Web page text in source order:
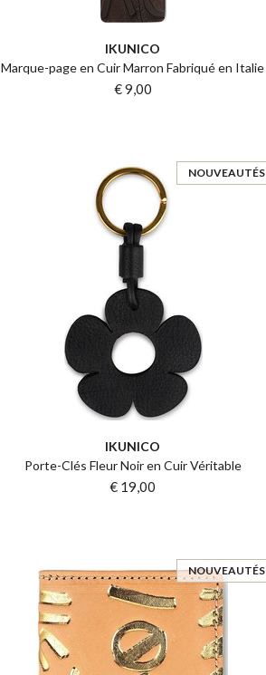
IKUNICO
Marque-page en Cuir Marron Fabriqué en Italie
€ 9,00
NOUVEAUTÉS
IKUNICO
Porte-Clés Fleur Noir en Cuir Véritable
€ 19,00
NOUVEAUTÉS